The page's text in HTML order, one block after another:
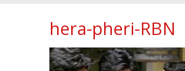
hera-pheri-RBN